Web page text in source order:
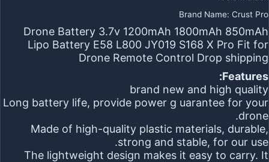
Brand Name: Crust Pro
Drone Battery 3.7v 1200mAh 1800mAh 850mAh
Lipo Battery E58 L800 JY019 S168 X Pro Fit for
Drone Remote Control Drop shipping
Features:
brand new and high quality
Long battery life, provide power g uarantee for your
drone.
Made of high-quality plastic materials, durable,
strong and stable, for our use.
The lightweight design makes it easy to carry. It